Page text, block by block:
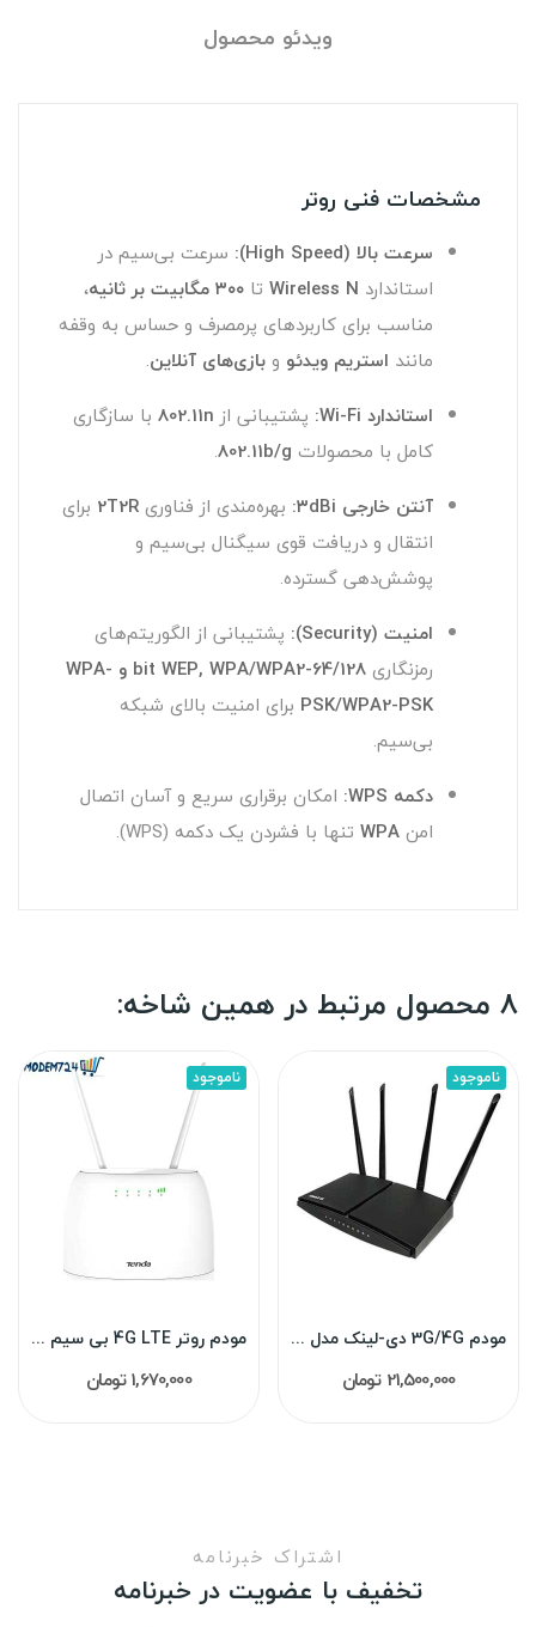
ویدئو محصول
مشخصات فنی روتر
سرعت بالا (High Speed):
سرعت بی‌سیم در
استاندارد Wireless N تا ۳۰۰ مگابیت بر ثانیه
،
مناسب برای کاربردهای پرمصرف و حساس به وقفه
مانند استریم ویدئو و بازی‌های آنلاین.
استاندارد Wi-Fi:
پشتیبانی از 802.11n با سازگاری
کامل با محصولات 802.11b/g
.
آنتن خارجی ۳dBi:
بهره‌مندی از فناوری 2T2R برای
انتقال و دریافت قوی سیگنال بی‌سیم و
پوشش‌دهی گسترده.
امنیت (Security):
پشتیبانی از الگوریتم‌های
رمزنگاری
64/128-bit WEP, WPA/WPA2 و WPA-
PSK/WPA2-PSK برای امنیت بالای شبکه
بی‌سیم.
دکمه WPS:
امکان برقراری سریع و آسان اتصال
امن WPA تنها با فشردن یک دکمه (WPS).
8 محصول مرتبط در همین شاخه:
ناموجود
مودم روتر 4G LTE بی سیم تندا مدل 4G06
1,670,000 تومان
ناموجود
مودم 3G/4G دی-لینک مدل M921 استوک
21,500,000 تومان
اشتراک خبرنامه
تخفیف با عضویت در خبرنامه